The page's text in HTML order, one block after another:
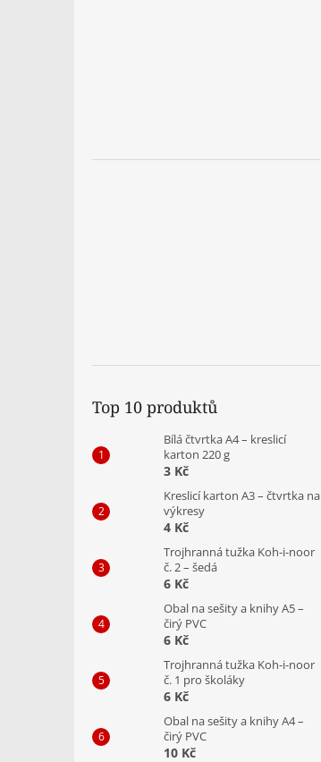
Top 10 produktů
Bílá čtvrtka A4 – kreslicí
karton 220 g
3 Kč
Kreslicí karton A3 – čtvrtka na
výkresy
4 Kč
Trojhranná tužka Koh-i-noor
č. 2 – šedá
6 Kč
Obal na sešity a knihy A5 –
čirý PVC
6 Kč
Trojhranná tužka Koh-i-noor
č. 1 pro školáky
6 Kč
Obal na sešity a knihy A4 –
čirý PVC
10 Kč